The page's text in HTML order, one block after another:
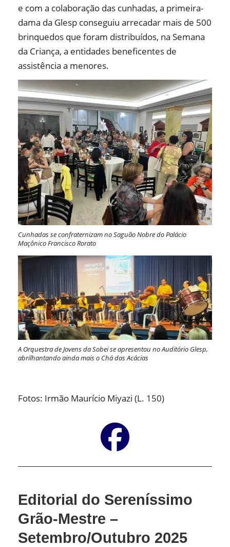
e com a colaboração das cunhadas, a primeira-
dama da Glesp conseguiu arrecadar mais de 500
brinquedos que foram distribuídos, na Semana
da Criança, a entidades beneficentes de
assistência a menores.
Cunhadas se confraternizam no Saguão Nobre do Palácio
Maçônico Francisco Rorato
A Orquestra de Jovens da Sobei se apresentou no Auditório Glesp,
abrilhantando ainda mais o Chá das Acácias
Fotos: Irmão Maurício Miyazi (L. 150)
Editorial do Sereníssimo
Grão-Mestre –
Setembro/Outubro 2025